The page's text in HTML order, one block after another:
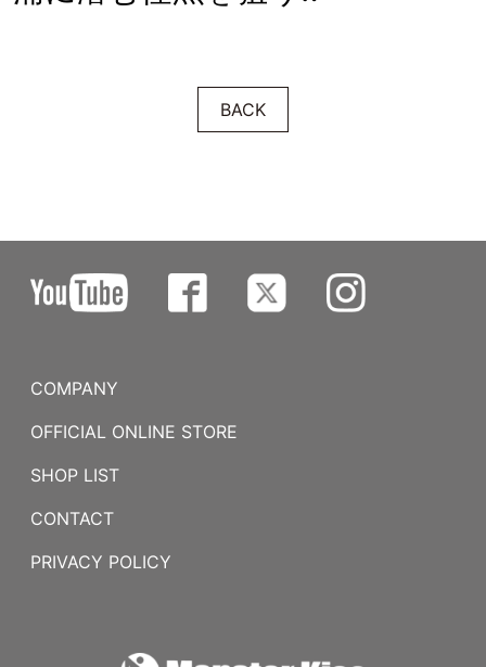
BACK
COMPANY
OFFICIAL ONLINE STORE
SHOP LIST
CONTACT
PRIVACY POLICY